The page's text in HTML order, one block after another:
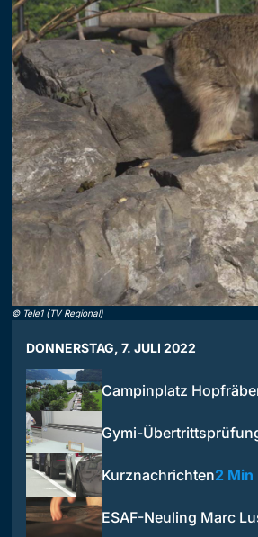
© Tele1 (TV Regional)
DONNERSTAG, 7. JULI 2022
Campinplatz
Gymi-
Kurznachrichten2 Min
ESAF-Neuling Marc